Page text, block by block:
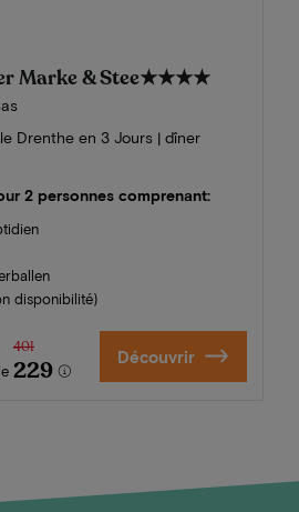
Marke & Stee★★★★
Drenthe en 3 Jours | dîner
2 personnes comprenant:
disponibilité)
401
229 Découvrir